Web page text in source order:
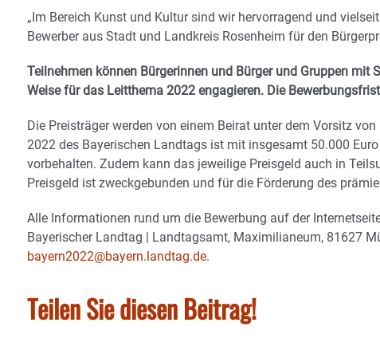
„Im Bereich Kunst und Kultur sind wir hervorragend und
Bewerber aus Stadt und Landkreis Rosenheim für den
Teilnehmen können Bürgerinnen und Bürger und Gruppen
Weise für das Leitthema 2022 engagieren. Die
Die Preisträger werden von einem Beirat unter dem Vorsitz
2022 des Bayerischen Landtags ist mit insgesamt 50.000
vorbehalten. Zudem kann das jeweilige Preisgeld auch in
Preisgeld ist zweckgebunden und für die Förderung des
Alle Informationen rund um die Bewerbung auf der
Bayerischer Landtag | Landtagsamt, Maximilianeum, 81627
bayern2022@bayern.landtag.de.
Teilen Sie diesen Beitrag!